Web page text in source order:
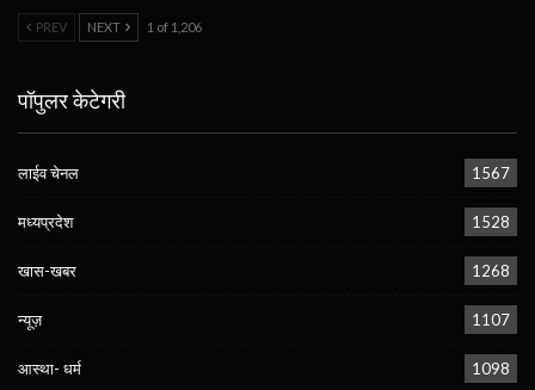
PREV NEXT 1 of 1,206
पॉपुलर केटेगरी
लाईव चेनल 1567
मध्यप्रदेश 1528
खास-खबर 1268
न्यूज़ 1107
आस्था- धर्म 1098